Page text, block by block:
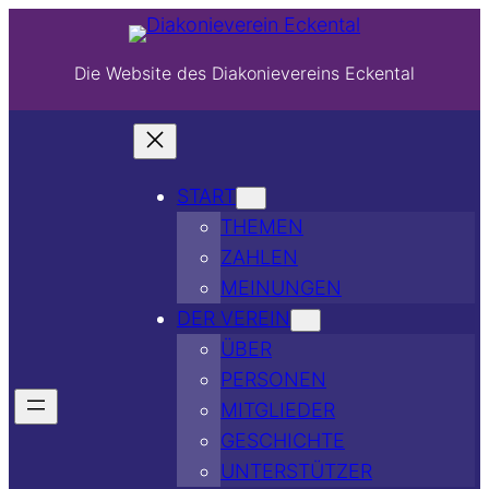
Die Website des Diakonievereins Eckental
START
THEMEN
ZAHLEN
MEINUNGEN
DER VEREIN
ÜBER
PERSONEN
MITGLIEDER
GESCHICHTE
UNTERSTÜTZER